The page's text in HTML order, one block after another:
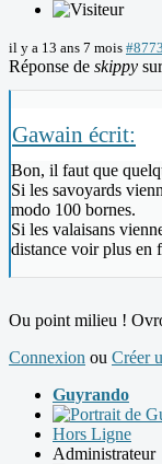
il y a 13 ans 7 mois
Réponse de skippy
Gawain écrit:
Bon, il faut que
Si les savoyards
modo 100 bornes.
Si les valaisans
distance voir plus en
Ou point milieu !
Connexion ou Créer
Guyrando
Hors Ligne
Administrateur